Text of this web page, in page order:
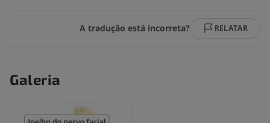
A tradução está incorreta? RELATAR
Galeria